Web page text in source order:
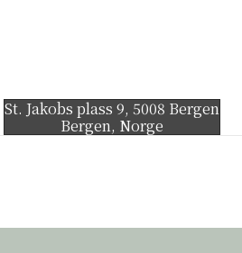
St. Jakobs plass 9, 5008 Bergen
Bergen, Norge